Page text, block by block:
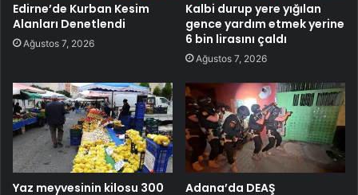
Edirne’de Kurban Kesim
Alanları Denetlendi
Ağustos 7, 2026
Kalbi durup yere yığılan
gence yardım etmek yerine
6 bin lirasını çaldı
Ağustos 7, 2026
Yaz meyvesinin kilosu 300 Adana’da DEAŞ